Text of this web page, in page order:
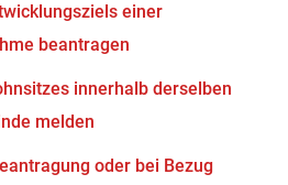
einer
beantragen
innerhalb derselben
melden
oder bei Bezug